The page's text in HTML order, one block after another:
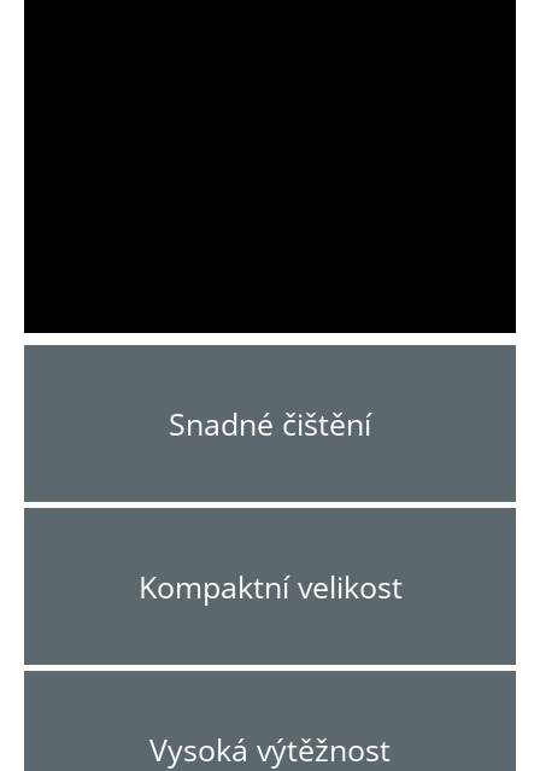
Snadné čištění
Kompaktní velikost
Vysoká výtěžnost